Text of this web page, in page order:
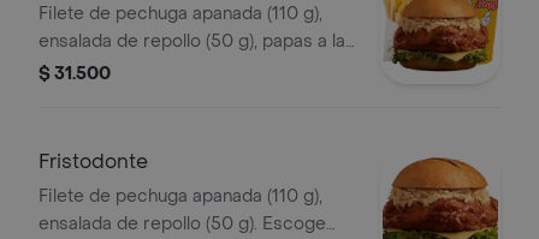
Filete de pechuga apanada (110 g),
ensalada de repollo (50 g), papas a la
francesa mediana (60 g) y gaseosa
$ 31.500
Fristodonte
Filete de pechuga apanada (110 g),
ensalada de repollo (50 g). Escoge